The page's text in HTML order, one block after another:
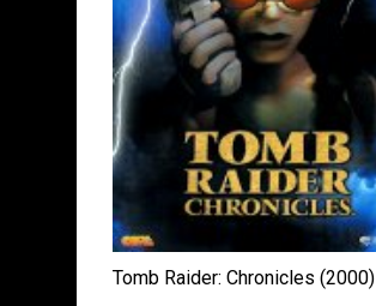
Tomb Raider: Chronicles (2000)